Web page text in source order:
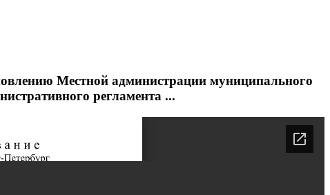
Местной администрации муниципального
регламента ...